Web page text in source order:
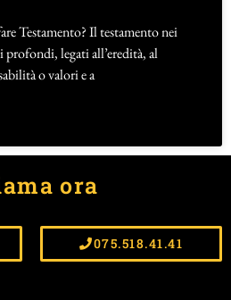
Testamento? Il testamento nei
profondi, legati all’eredità, al
o valori e a
ora
075.518.41.41